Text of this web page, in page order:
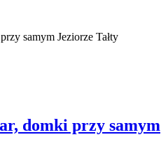
domki przy samym